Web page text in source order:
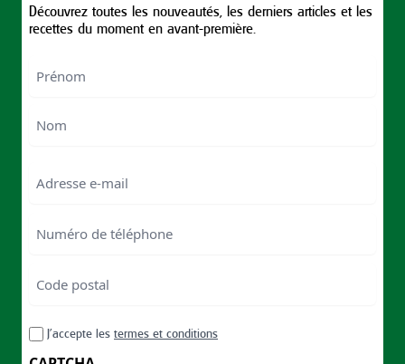
Découvrez toutes les nouveautés, les derniers articles et les
recettes du moment en avant-première.
de
postal
postal
RGPDJ’accepte les termes et conditions